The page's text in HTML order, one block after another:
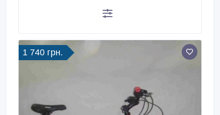
1 740 грн.